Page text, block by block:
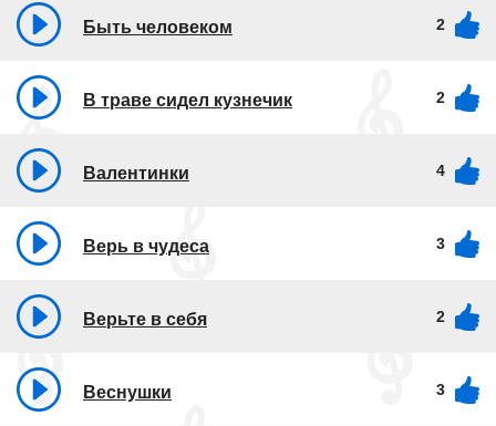
Быть человеком 2
В траве сидел кузнечик 2
Валентинки 4
Верь в чудеса 3
Верьте в себя 2
Веснушки 3